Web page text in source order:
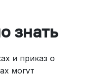
знать
и приказ о
могут